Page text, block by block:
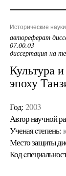
Исторические науки
автореферат
07.00.03
диссертация на
Культура
эпоху
Год: 2003
Автор научной
Ученая cтепень:
Место защиты
Код